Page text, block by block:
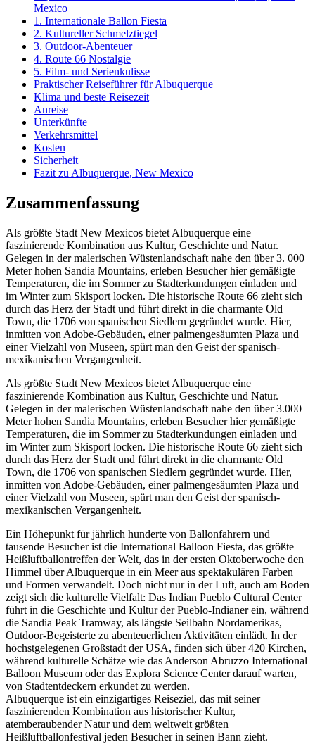
Mexico
1. Internationale Ballon Fiesta
2. Kultureller Schmelztiegel
3. Outdoor-Abenteuer
4. Route 66 Nostalgie
5. Film- und Serienkulisse
Praktischer Reiseführer für Albuquerque
Klima und beste Reisezeit
Anreise
Unterkünfte
Verkehrsmittel
Kosten
Sicherheit
Fazit zu Albuquerque, New Mexico
Zusammenfassung
Als größte Stadt New Mexicos bietet Albuquerque eine
faszinierende Kombination aus Kultur, Geschichte und Natur.
Gelegen in der malerischen Wüstenlandschaft nahe den über 3. 000
Meter hohen Sandia Mountains, erleben Besucher hier gemäßigte
Temperaturen, die im Sommer zu Stadterkundungen einladen und
im Winter zum Skisport locken. Die historische Route 66 zieht sich
durch das Herz der Stadt und führt direkt in die charmante Old
Town, die 1706 von spanischen Siedlern gegründet wurde. Hier,
inmitten von Adobe-Gebäuden, einer palmengesäumten Plaza und
einer Vielzahl von Museen, spürt man den Geist der spanisch-
mexikanischen Vergangenheit.
Als größte Stadt New Mexicos bietet Albuquerque eine
faszinierende Kombination aus Kultur, Geschichte und Natur.
Gelegen in der malerischen Wüstenlandschaft nahe den über 3.000
Meter hohen Sandia Mountains, erleben Besucher hier gemäßigte
Temperaturen, die im Sommer zu Stadterkundungen einladen und
im Winter zum Skisport locken. Die historische Route 66 zieht sich
durch das Herz der Stadt und führt direkt in die charmante Old
Town, die 1706 von spanischen Siedlern gegründet wurde. Hier,
inmitten von Adobe-Gebäuden, einer palmengesäumten Plaza und
einer Vielzahl von Museen, spürt man den Geist der spanisch-
mexikanischen Vergangenheit.
Ein Höhepunkt für jährlich hunderte von Ballonfahrern und
tausende Besucher ist die International Balloon Fiesta, das größte
Heißluftballontreffen der Welt, das in der ersten Oktoberwoche den
Himmel über Albuquerque in ein Meer aus spektakulären Farben
und Formen verwandelt. Doch nicht nur in der Luft, auch am Boden
zeigt sich die kulturelle Vielfalt: Das Indian Pueblo Cultural Center
führt in die Geschichte und Kultur der Pueblo-Indianer ein, während
die Sandia Peak Tramway, als längste Seilbahn Nordamerikas,
Outdoor-Begeisterte zu abenteuerlichen Aktivitäten einlädt. In der
höchstgelegenen Großstadt der USA, finden sich über 420 Kirchen,
während kulturelle Schätze wie das Anderson Abruzzo International
Balloon Museum oder das Explora Science Center darauf warten,
von Stadtentdeckern erkundet zu werden.
Albuquerque ist ein einzigartiges Reiseziel, das mit seiner
faszinierenden Kombination aus historischer Kultur,
atemberaubender Natur und dem weltweit größten
Heißluftballonfestival jeden Besucher in seinen Bann zieht.